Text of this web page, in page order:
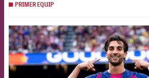
PRIMER EQUIP
FCB